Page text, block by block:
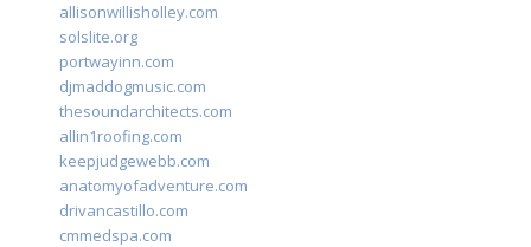
allisonwillisholley.com
solslite.org
portwayinn.com
djmaddogmusic.com
thesoundarchitects.com
allin1roofing.com
keepjudgewebb.com
anatomyofadventure.com
drivancastillo.com
cmmedspa.com